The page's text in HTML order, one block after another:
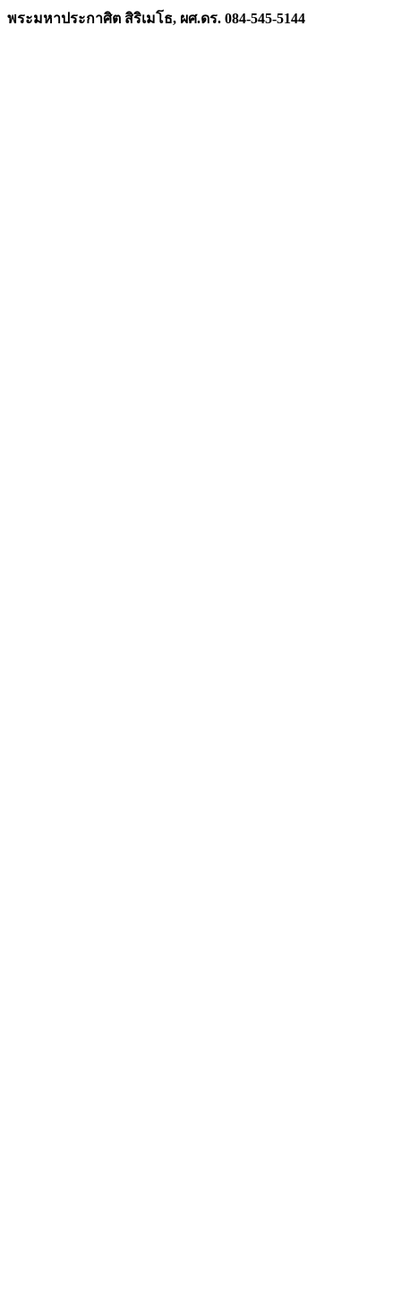
พระมหาประกาศิต สิริเมโธ, ผศ.ดร. 084-545-5144